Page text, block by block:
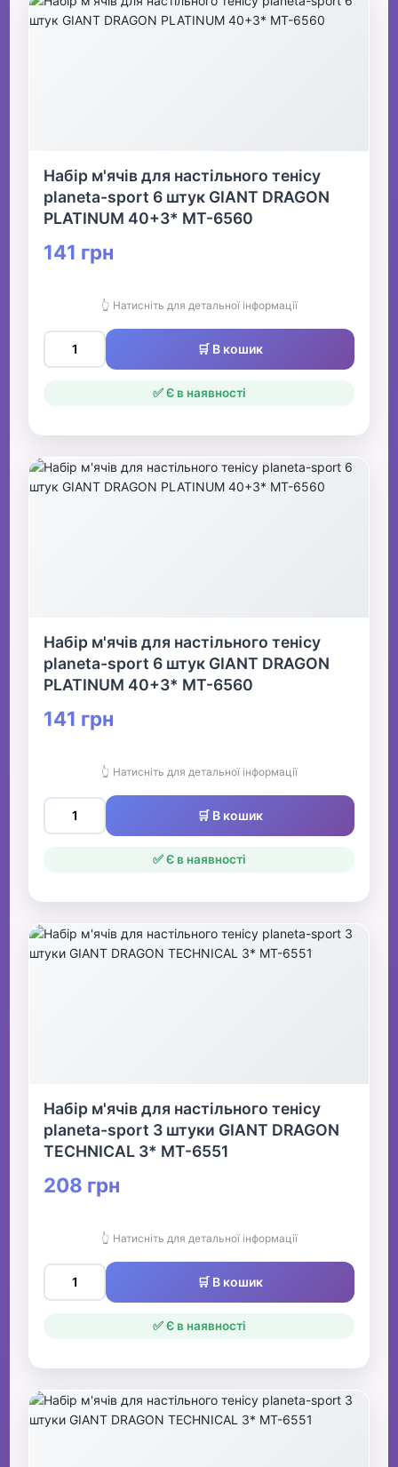
Набір м'ячів для настільного тенісу
planeta-sport 6 штук GIANT DRAGON
PLATINUM 40+3* MT-6560
141 грн
👆 Натисніть для детальної інформації
🛒 В кошик
✅ Є в наявності
Набір м'ячів для настільного тенісу
planeta-sport 6 штук GIANT DRAGON
PLATINUM 40+3* MT-6560
141 грн
👆 Натисніть для детальної інформації
🛒 В кошик
✅ Є в наявності
Набір м'ячів для настільного тенісу
planeta-sport 3 штуки GIANT DRAGON
TECHNICAL 3* MT-6551
208 грн
👆 Натисніть для детальної інформації
🛒 В кошик
✅ Є в наявності